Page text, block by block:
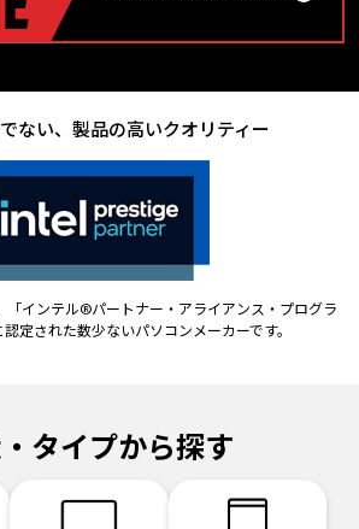
ない、製品の高いクオリティー
「インテル®パートナー・アライアンス・プログラ
定された数少ないパソコンメーカーです。
タイプから探す